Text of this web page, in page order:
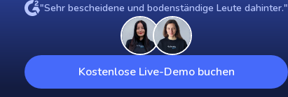
"Sehr bescheidene und bodenständige Leute dahinter."
Kostenlose Live-Demo buchen